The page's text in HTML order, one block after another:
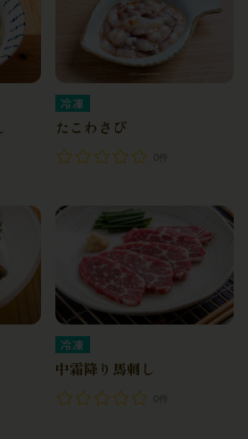
冷凍
たこわさび
冷凍
中霜降り馬刺し